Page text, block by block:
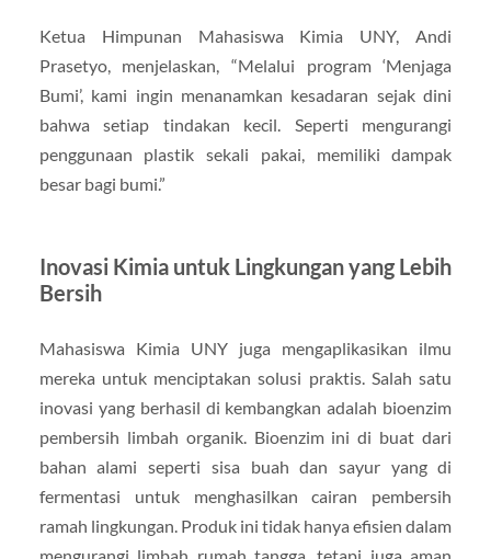
Ketua Himpunan Mahasiswa Kimia UNY, Andi
Prasetyo, menjelaskan, “Melalui program ‘Menjaga
Bumi’, kami ingin menanamkan kesadaran sejak dini
bahwa setiap tindakan kecil. Seperti mengurangi
penggunaan plastik sekali pakai, memiliki dampak
besar bagi bumi.”
Inovasi Kimia untuk Lingkungan yang Lebih
Bersih
Mahasiswa Kimia UNY juga mengaplikasikan ilmu
mereka untuk menciptakan solusi praktis. Salah satu
inovasi yang berhasil di kembangkan adalah bioenzim
pembersih limbah organik. Bioenzim ini di buat dari
bahan alami seperti sisa buah dan sayur yang di
fermentasi untuk menghasilkan cairan pembersih
ramah lingkungan. Produk ini tidak hanya efisien dalam